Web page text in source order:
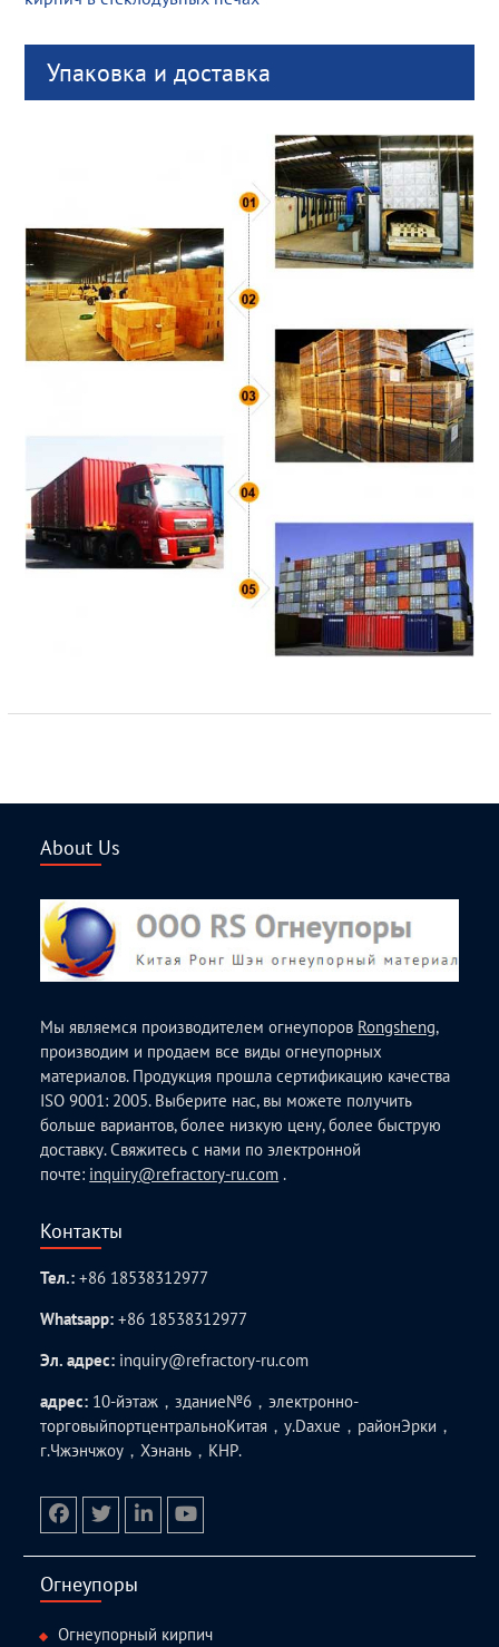
Упаковка и доставка
About Us
Мы являемся производителем огнеупоров Rongsheng,
производим и продаем все виды огнеупорных
материалов. Продукция прошла сертификацию качества
ISO 9001: 2005. Выберите нас, вы можете получить
больше вариантов, более низкую цену, более быструю
доставку. Свяжитесь с нами по электронной
почте: inquiry@refractory-ru.com .
Контакты
Тел.:+86 18538312977
Whatsapp:+86 18538312977
Эл. адрес: inquiry@refractory-ru.com
адрес: 10-йэтаж，здание№6，электронно-
торговыйпортцентральноКитая，у.Daxue，районЭрки，
г.Чжэнчжоу，Хэнань，КНР.
Огнеупоры
Огнеупорный кирпич